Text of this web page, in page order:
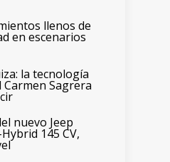
llenos de
en escenarios
la tecnología
Carmen Sagrera
nuevo Jeep
145 CV,